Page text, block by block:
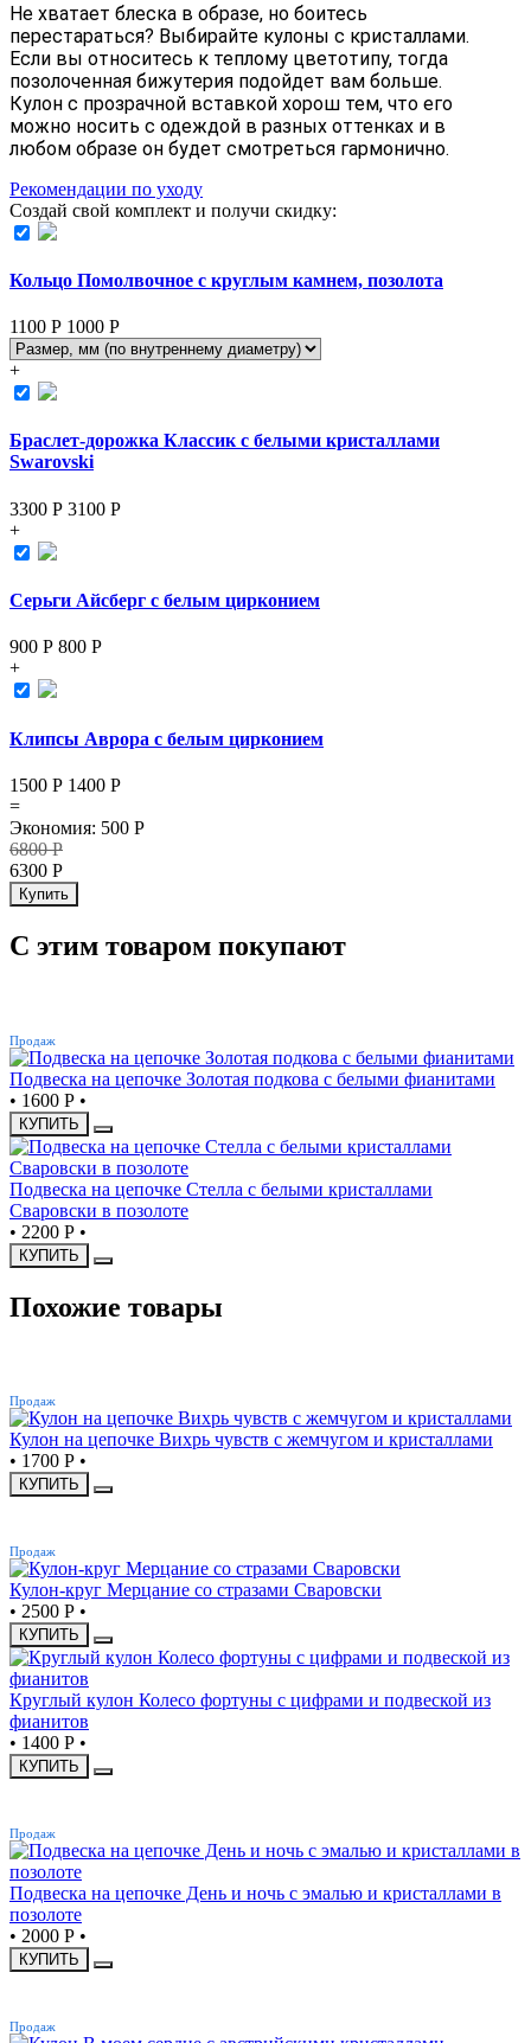
Не хватает блеска в образе, но боитесь
перестараться? Выбирайте кулоны с кристаллами.
Если вы относитесь к теплому цветотипу, тогда
позолоченная бижутерия подойдет вам больше.
Кулон с прозрачной вставкой хорош тем, что его
можно носить с одеждой в разных оттенках и в
любом образе он будет смотреться гармонично.
Рекомендации по уходу
Создай свой комплект и получи скидку:
Кольцо Помолвочное с круглым камнем, позолота
1100 Р 1000 Р
+
Браслет-дорожка Классик с белыми кристаллами
Swarovski
3300 Р 3100 Р
+
Серьги Айсберг с белым цирконием
900 Р 800 Р
+
Клипсы Аврора с белым цирконием
1500 Р 1400 Р
=
Экономия: 500 Р
6800Р
6300 Р
Купить
С этим товаром покупают
Продаж
Подвеска на цепочке Золотая подкова с белыми фианитами
• 1600 Р •
КУПИТЬ
Подвеска на цепочке Стелла с белыми кристаллами
Сваровски в позолоте
• 2200 Р •
КУПИТЬ
Похожие товары
Продаж
Кулон на цепочке Вихрь чувств с жемчугом и кристаллами
• 1700 Р •
КУПИТЬ
Продаж
Кулон-круг Мерцание со стразами Сваровски
• 2500 Р •
КУПИТЬ
Круглый кулон Колесо фортуны с цифрами и подвеской из
фианитов
• 1400 Р •
КУПИТЬ
Продаж
Подвеска на цепочке День и ночь с эмалью и кристаллами в
позолоте
• 2000 Р •
КУПИТЬ
Продаж